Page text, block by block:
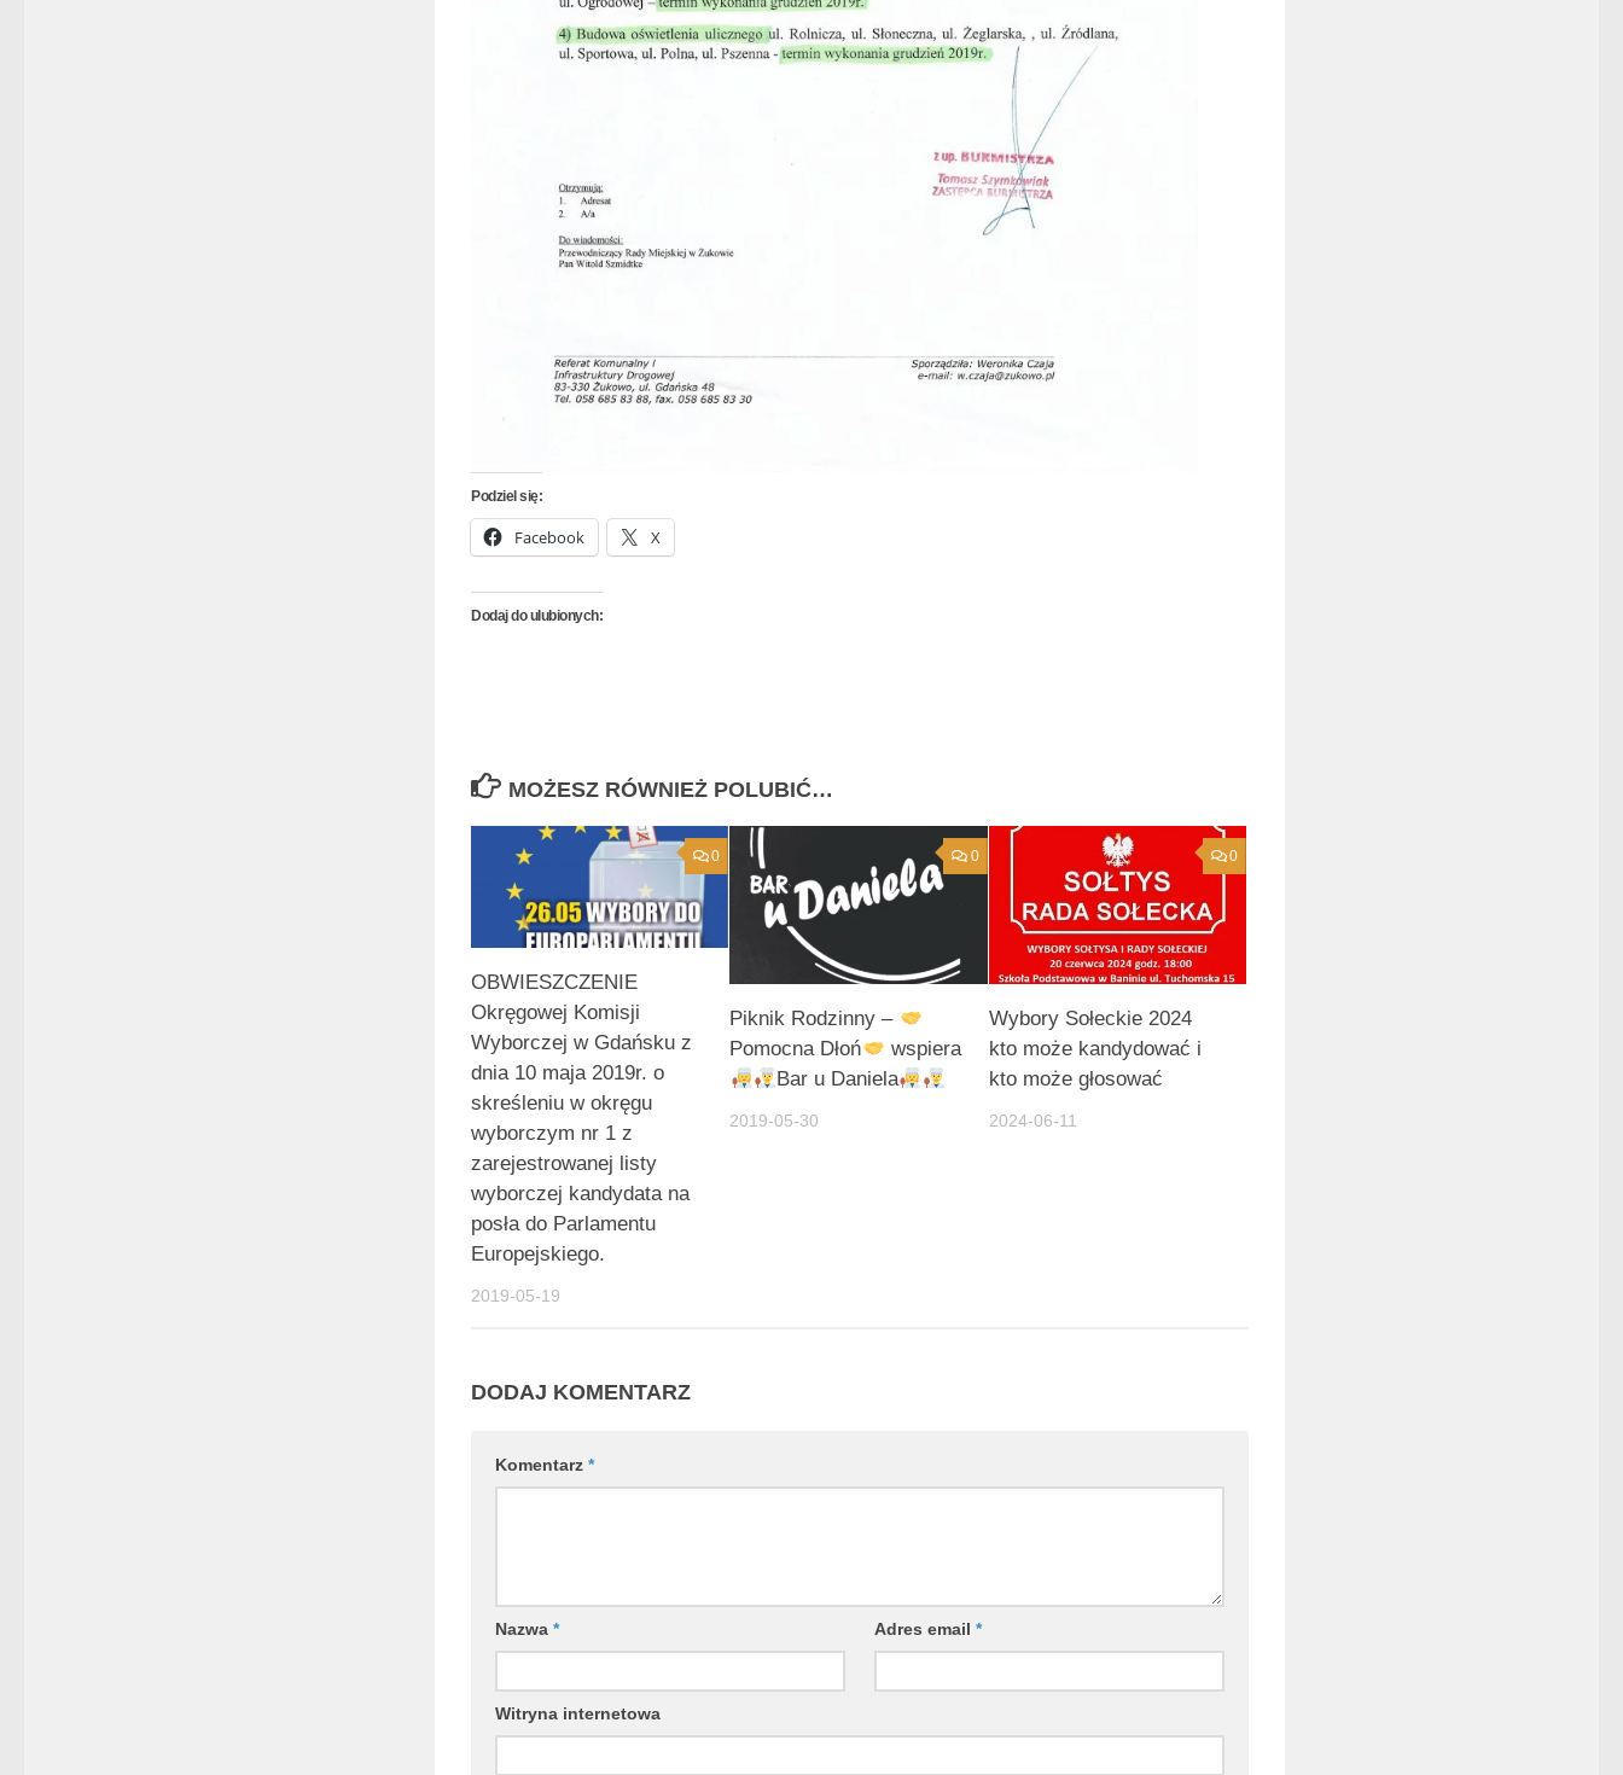
Podziel się:
Facebook X
Dodaj do ulubionych:
MOŻESZ RÓWNIEŻ POLUBIĆ…
0
OBWIESZCZENIE
Okręgowej Komisji
Wyborczej w Gdańsku z
dnia 10 maja 2019r. o
skreśleniu w okręgu
wyborczym nr 1 z
zarejestrowanej listy
wyborczej kandydata na
posła do Parlamentu
Europejskiego.
2019-05-19
0
Piknik Rodzinny –
Pomocna Dłoń
wspiera
Bar u Daniela
2019-05-30
0
Wybory Sołeckie 2024
kto może kandydować i
kto może głosować
2024-06-11
DODAJ KOMENTARZ
Komentarz *
Nazwa * Adres email*
Witryna internetowa